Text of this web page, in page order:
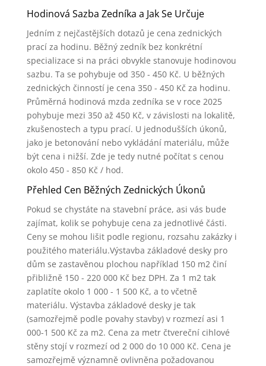
Hodinová Sazba Zedníka a Jak Se Určuje
Jedním z nejčastějších dotazů je cena zednických
prací za hodinu. Běžný zedník bez konkrétní
specializace si na práci obvykle stanovuje hodinovou
sazbu. Ta se pohybuje od 350 - 450 Kč. U běžných
zednických činností je cena 350 - 450 Kč za hodinu.
Průměrná hodinová mzda zedníka se v roce 2025
pohybuje mezi 350 až 450 Kč, v závislosti na lokalitě,
zkušenostech a typu prací. U jednodušších úkonů,
jako je betonování nebo vykládání materiálu, může
být cena i nižší. Zde je tedy nutné počítat s cenou
okolo 450 - 850 Kč / hod.
Přehled Cen Běžných Zednických Úkonů
Pokud se chystáte na stavební práce, asi vás bude
zajímat, kolik se pohybuje cena za jednotlivé části.
Ceny se mohou lišit podle regionu, rozsahu zakázky i
použitého materiálu.Výstavba základové desky pro
dům se zastavěnou plochou například 150 m2 činí
přibližně 150 - 220 000 Kč bez DPH. Za 1 m2 tak
zaplatíte okolo 1 000 - 1 500 Kč, a to včetně
materiálu. Výstavba základové desky je tak
(samozřejmě podle povahy stavby) v rozmezí asi 1
000-1 500 Kč za m2. Cena za metr čtvereční cihlové
stěny stojí v rozmezí od 2 000 do 10 000 Kč. Cena je
samozřejmě významně ovlivněna požadovanou